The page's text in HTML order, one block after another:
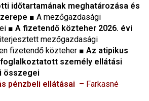
időtartamának meghatározása és
■ A mezőgazdasági
■ A fizetendő közteher 2026. évi
mezőgazdasági
fizetendő közteher ■ Az atipikus
személy ellátási
összegei
pénzbeli ellátásai – Farkasné